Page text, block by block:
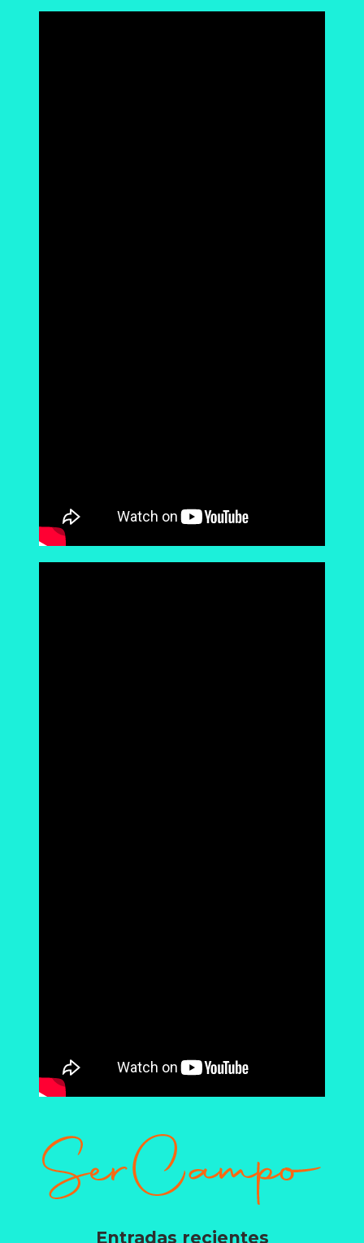
Entradas recientes